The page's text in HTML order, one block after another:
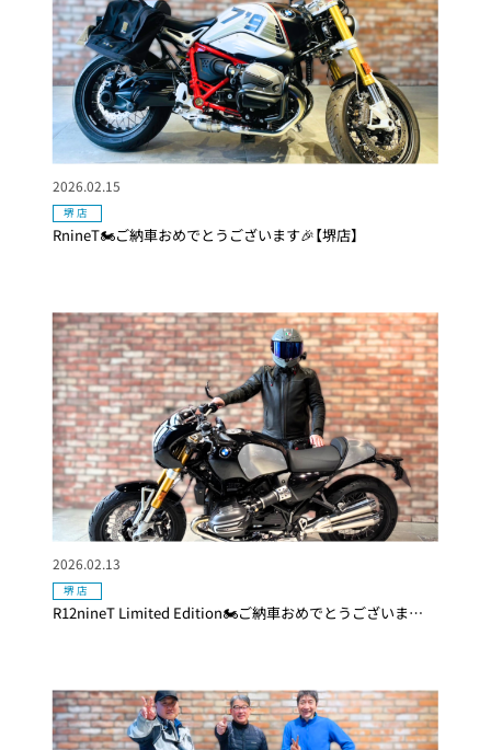
RnineT🏍ご納車おめでとうございます🎉【堺店】
2026.02.15
堺店
R12nineT Limited Edition🏍ご納車おめでとうございま…
2026.02.13
堺店